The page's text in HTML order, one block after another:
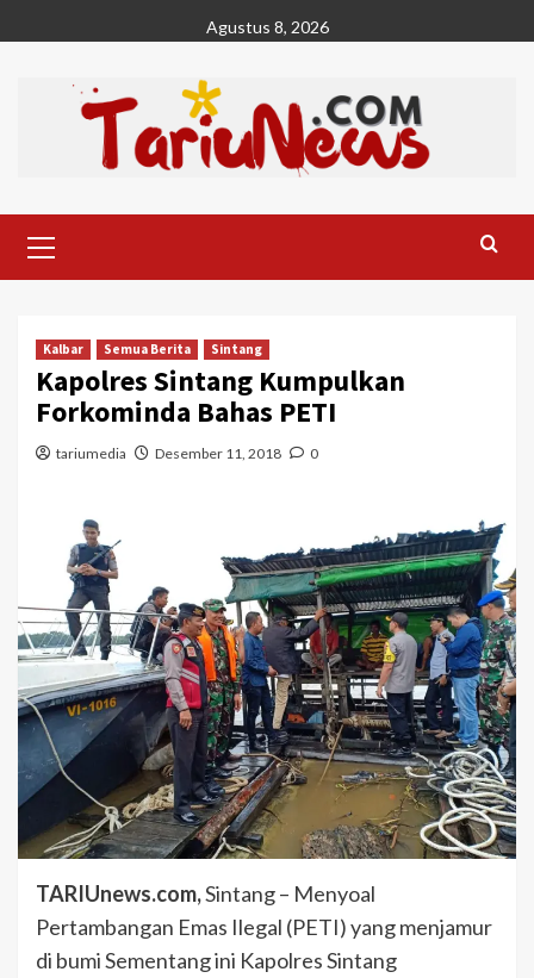
to
Agustus 8, 2026
Menu
Kalbar Semua Berita Sintang
Kapolres Sintang Kumpulkan
Forkominda Bahas PETI
tariumedia Desember 11, 2018 0
TARIUnews.com,Sintang – Menyoal
Pertambangan Emas Ilegal (PETI) yang menjamur
di bumi Sementang ini Kapolres Sintang